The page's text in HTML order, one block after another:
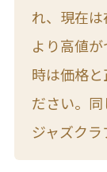
れ、現在
より高値
時は価格
ださい。
ジャズクラ